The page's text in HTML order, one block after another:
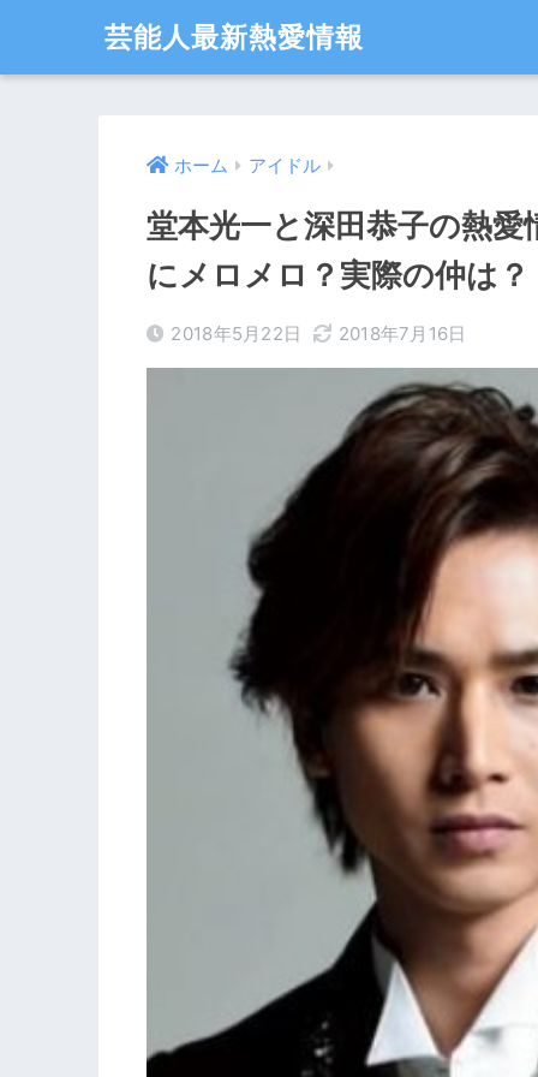
芸能人最新熱愛情報
ホーム アイドル
堂本光一と深田恭子の熱
にメロメロ？実際の仲は？
2018年5月22日 2018年7月16日